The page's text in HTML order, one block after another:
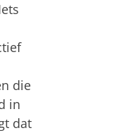
die
in
dat